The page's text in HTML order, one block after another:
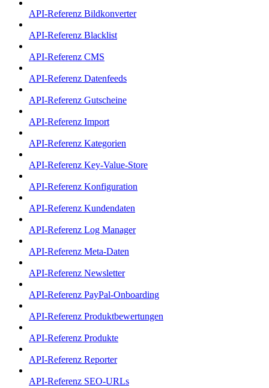
API-Referenz Bildkonverter
API-Referenz Blacklist
API-Referenz CMS
API-Referenz Datenfeeds
API-Referenz Gutscheine
API-Referenz Import
API-Referenz Kategorien
API-Referenz Key-Value-Store
API-Referenz Konfiguration
API-Referenz Kundendaten
API-Referenz Log Manager
API-Referenz Meta-Daten
API-Referenz Newsletter
API-Referenz PayPal-Onboarding
API-Referenz Produktbewertungen
API-Referenz Produkte
API-Referenz Reporter
API-Referenz SEO-URLs